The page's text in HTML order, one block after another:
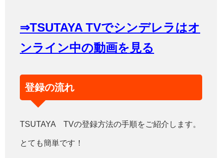
⇒TSUTAYA TVでシンデレラはオ
ンライン中の動画を見る
登録の流れ
TSUTAYA TVの登録方法の手順をご紹介します。
とても簡単です！